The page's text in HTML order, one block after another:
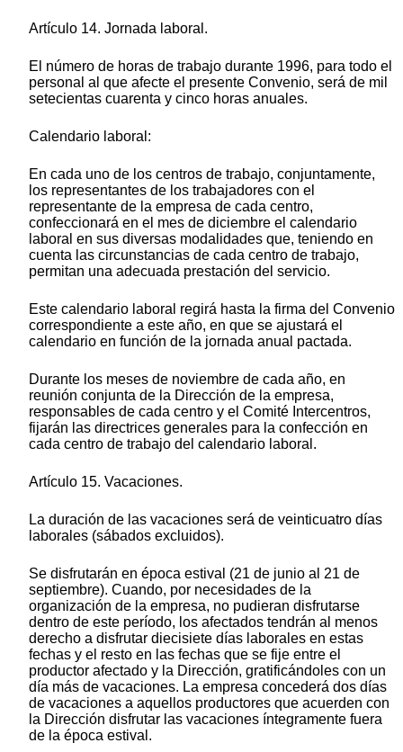
Artículo 14. Jornada laboral.
El número de horas de trabajo durante 1996, para todo el
personal al que afecte el presente Convenio, será de mil
setecientas cuarenta y cinco horas anuales.
Calendario laboral:
En cada uno de los centros de trabajo, conjuntamente,
los representantes de los trabajadores con el
representante de la empresa de cada centro,
confeccionará en el mes de diciembre el calendario
laboral en sus diversas modalidades que, teniendo en
cuenta las circunstancias de cada centro de trabajo,
permitan una adecuada prestación del servicio.
Este calendario laboral regirá hasta la firma del Convenio
correspondiente a este año, en que se ajustará el
calendario en función de la jornada anual pactada.
Durante los meses de noviembre de cada año, en
reunión conjunta de la Dirección de la empresa,
responsables de cada centro y el Comité Intercentros,
fijarán las directrices generales para la confección en
cada centro de trabajo del calendario laboral.
Artículo 15. Vacaciones.
La duración de las vacaciones será de veinticuatro días
laborales (sábados excluidos).
Se disfrutarán en época estival (21 de junio al 21 de
septiembre). Cuando, por necesidades de la
organización de la empresa, no pudieran disfrutarse
dentro de este período, los afectados tendrán al menos
derecho a disfrutar diecisiete días laborales en estas
fechas y el resto en las fechas que se fije entre el
productor afectado y la Dirección, gratificándoles con un
día más de vacaciones. La empresa concederá dos días
de vacaciones a aquellos productores que acuerden con
la Dirección disfrutar las vacaciones íntegramente fuera
de la época estival.